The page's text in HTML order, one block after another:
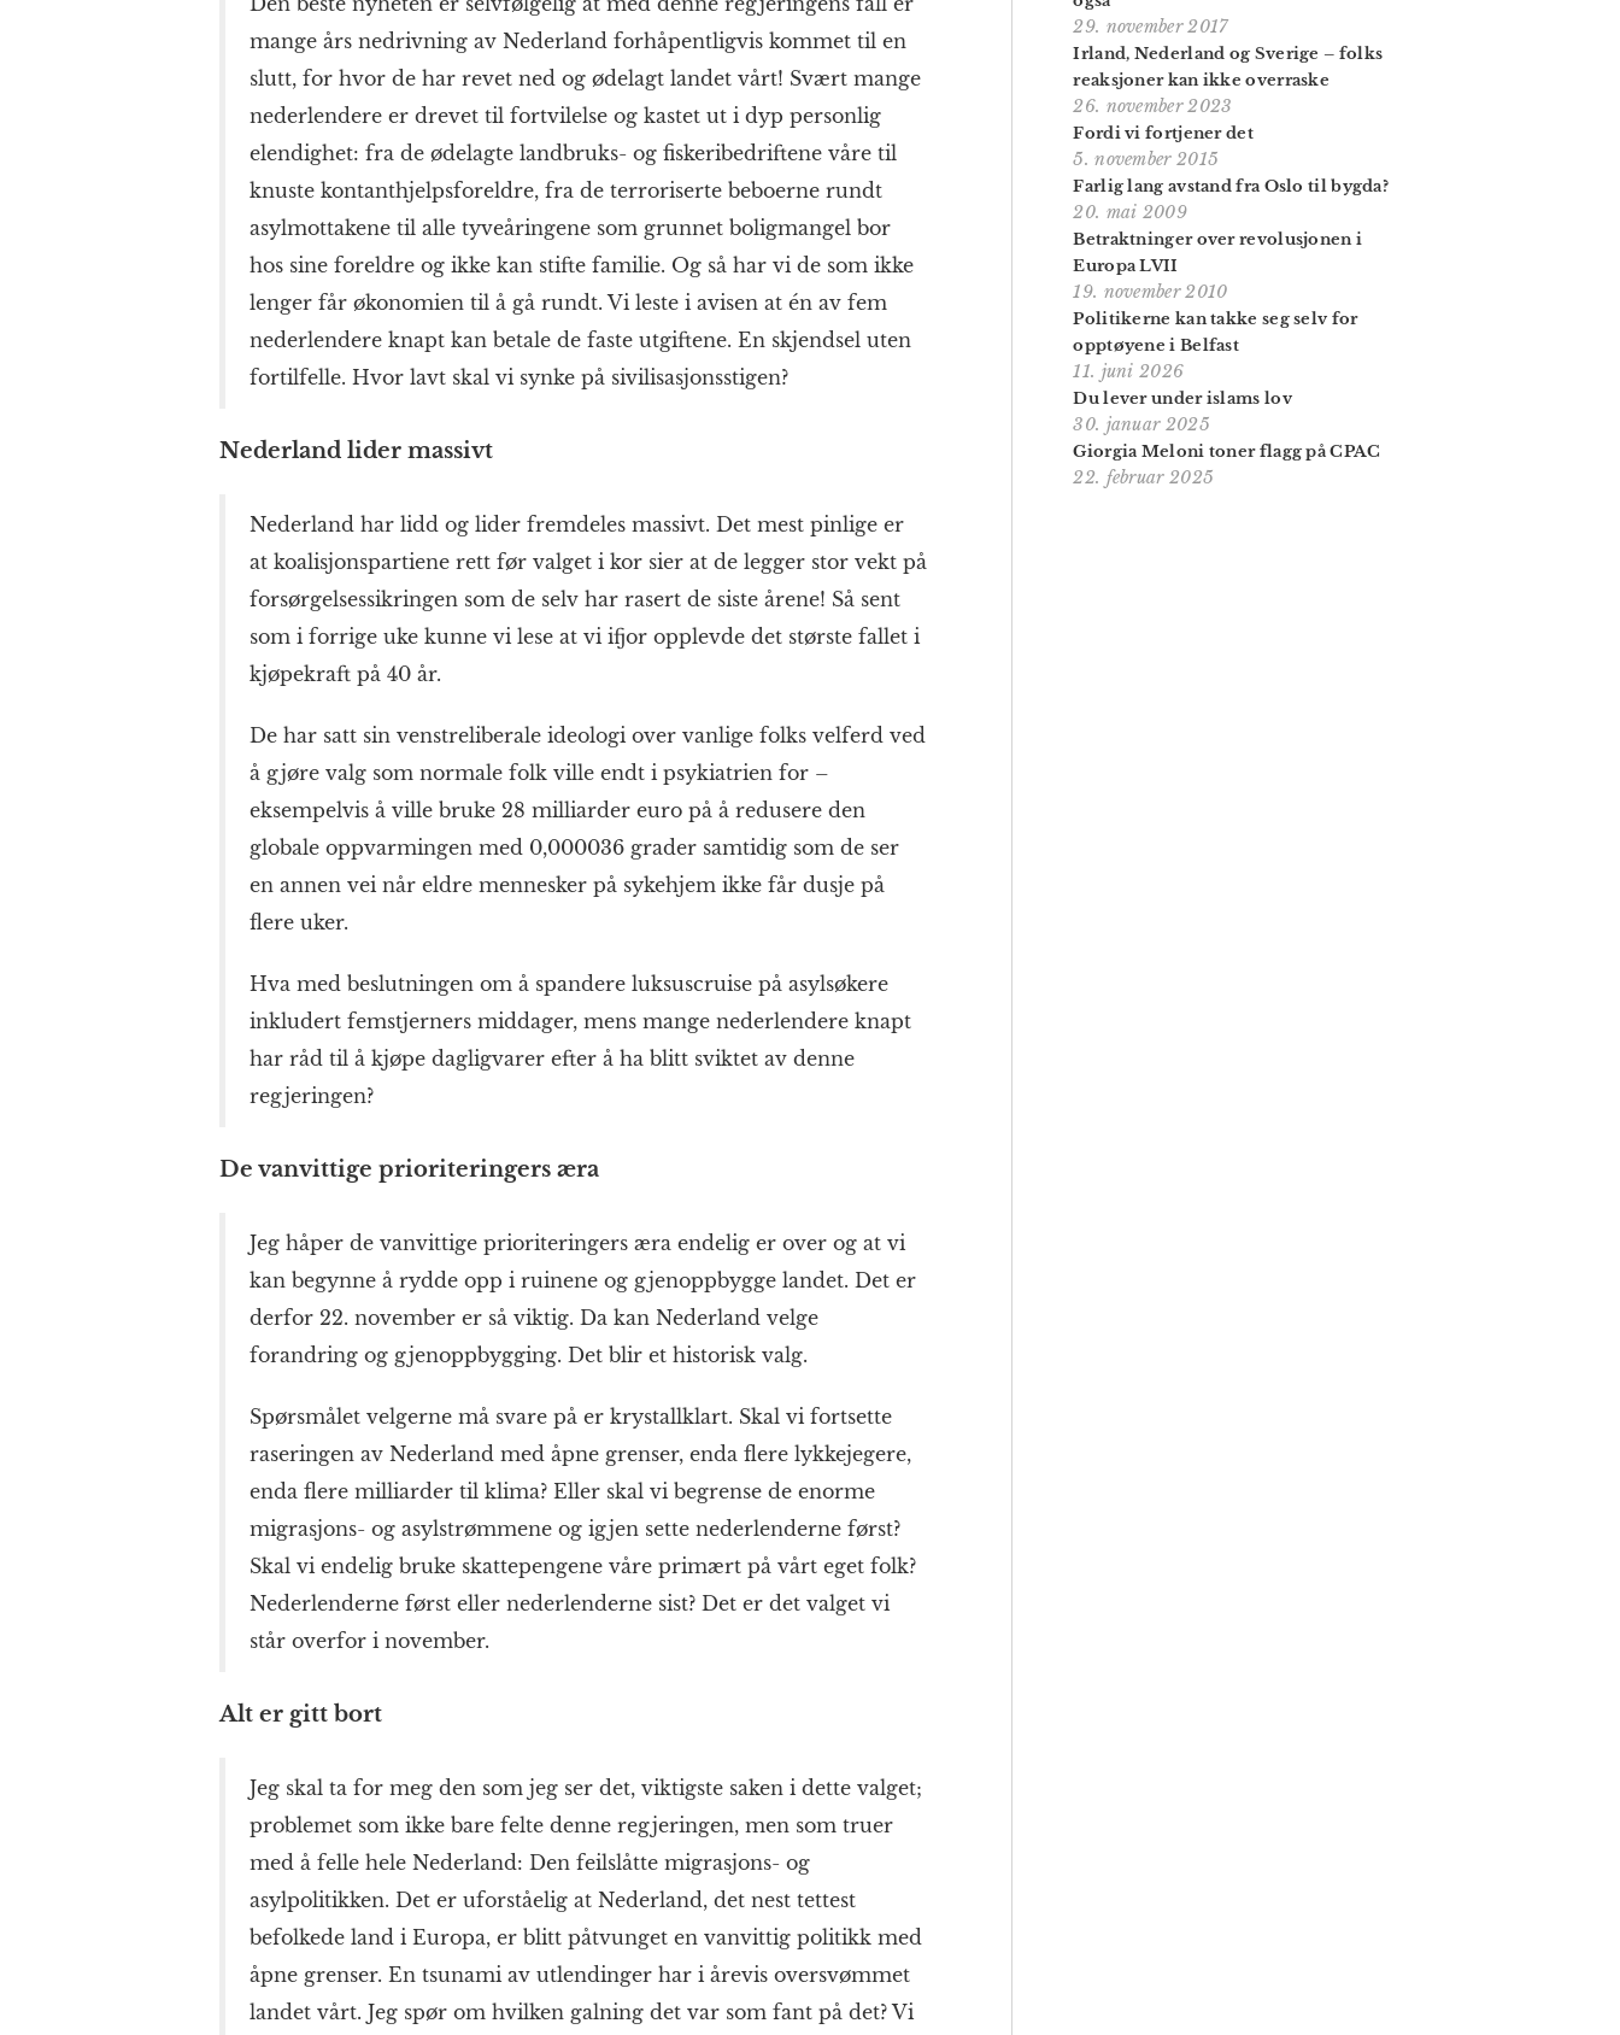
mange års nedrivning av Nederland forhåpentligvis kommet til en
slutt, for hvor de har revet ned og ødelagt landet vårt! Svært mange
nederlendere er drevet til fortvilelse og kastet ut i dyp personlig
elendighet: fra de ødelagte landbruks- og fiskeribedriftene våre til
knuste kontanthjelpsforeldre, fra de terroriserte beboerne rundt
asylmottakene til alle tyveåringene som grunnet boligmangel bor
hos sine foreldre og ikke kan stifte familie. Og så har vi de som ikke
lenger får økonomien til å gå rundt. Vi leste i avisen at én av fem
nederlendere knapt kan betale de faste utgiftene. En skjendsel uten
fortilfelle. Hvor lavt skal vi synke på sivilisasjonsstigen?
Nederland lider massivt
Nederland har lidd og lider fremdeles massivt. Det mest pinlige er
at koalisjonspartiene rett før valget i kor sier at de legger stor vekt på
forsørgelsessikringen som de selv har rasert de siste årene! Så sent
som i forrige uke kunne vi lese at vi ifjor opplevde det største fallet i
kjøpekraft på 40 år.
De har satt sin venstreliberale ideologi over vanlige folks velferd ved
å gjøre valg som normale folk ville endt i psykiatrien for –
eksempelvis å ville bruke 28 milliarder euro på å redusere den
globale oppvarmingen med 0,000036 grader samtidig som de ser
en annen vei når eldre mennesker på sykehjem ikke får dusje på
flere uker.
Hva med beslutningen om å spandere luksuscruise på asylsøkere
inkludert femstjerners middager, mens mange nederlendere knapt
har råd til å kjøpe dagligvarer efter å ha blitt sviktet av denne
regjeringen?
De vanvittige prioriteringers æra
Jeg håper de vanvittige prioriteringers æra endelig er over og at vi
kan begynne å rydde opp i ruinene og gjenoppbygge landet. Det er
derfor 22. november er så viktig. Da kan Nederland velge
forandring og gjenoppbygging. Det blir et historisk valg.
Spørsmålet velgerne må svare på er krystallklart. Skal vi fortsette
raseringen av Nederland med åpne grenser, enda flere lykkejegere,
enda flere milliarder til klima? Eller skal vi begrense de enorme
migrasjons- og asylstrømmene og igjen sette nederlenderne først?
Skal vi endelig bruke skattepengene våre primært på vårt eget folk?
Nederlenderne først eller nederlenderne sist? Det er det valget vi
står overfor i november.
Alt er gitt bort
Jeg skal ta for meg den som jeg ser det, viktigste saken i dette valget;
problemet som ikke bare felte denne regjeringen, men som truer
med å felle hele Nederland: Den feilslåtte migrasjons- og
asylpolitikken. Det er uforståelig at Nederland, det nest tettest
befolkede land i Europa, er blitt påtvunget en vanvittig politikk med
åpne grenser. En tsunami av utlendinger har i årevis oversvømmet
landet vårt. Jeg spør om hvilken galning det var som fant på det? Vi
29. november 2017
Irland, Nederland og Sverige – folks
reaksjoner kan ikke overraske
26. november 2023
Fordi vi fortjener det
5. november 2015
Farlig lang avstand fra Oslo til bygda?
20. mai 2009
Betraktninger over revolusjonen i
Europa LVII
19. november 2010
Politikerne kan takke seg selv for
opp­tøyene i Belfast
11. juni 2026
Du lever under islams lov
30. januar 2025
Giorgia Meloni toner flagg på CPAC
22. februar 2025